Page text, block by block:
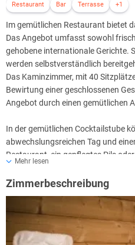
Restaurant Bar Terrasse +1
Im gemütlichen Restaurant bietet
Das Angebot umfasst sowohl
gehobene internationale Gerichte.
werden selbstverständlich
Das Kaminzimmer, mit 40
Bewirtung einer geschlossenen
Angebot durch einen gemütlichen
In der gemütlichen Cocktailstube
abwechslungsreichen Tag und
Restaurant, ein gepflegtes Pils
Mehr lesen
Zimmerbeschreibung